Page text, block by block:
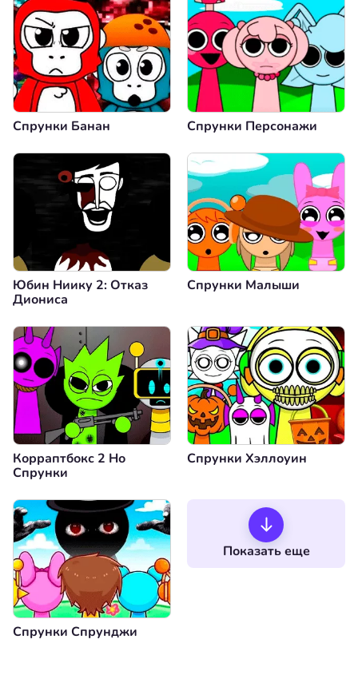
Спрунки Банан Спрунки Персонажи
Юбин Ниику 2: Отказ
Диониса
Спрунки Малыши
Корраптбокс 2 Но
Спрунки
Спрунки Хэллоуин
Спрунки Спрунджи
Показать еще